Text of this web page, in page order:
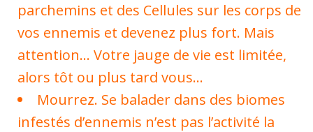
parchemins et des Cellules sur les corps de
vos ennemis et devenez plus fort. Mais
attention… Votre jauge de vie est limitée,
alors tôt ou plus tard vous…
Mourrez. Se balader dans des biomes
infestés d’ennemis n’est pas l’activité la